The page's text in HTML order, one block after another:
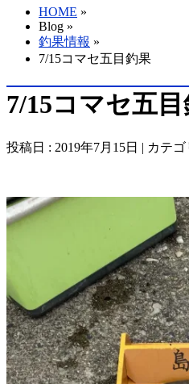
HOME »
Blog »
釣果情報 »
7/15コマセ五目釣果
7/15コマセ五
投稿日 : 2019年7月15日 | カテゴ